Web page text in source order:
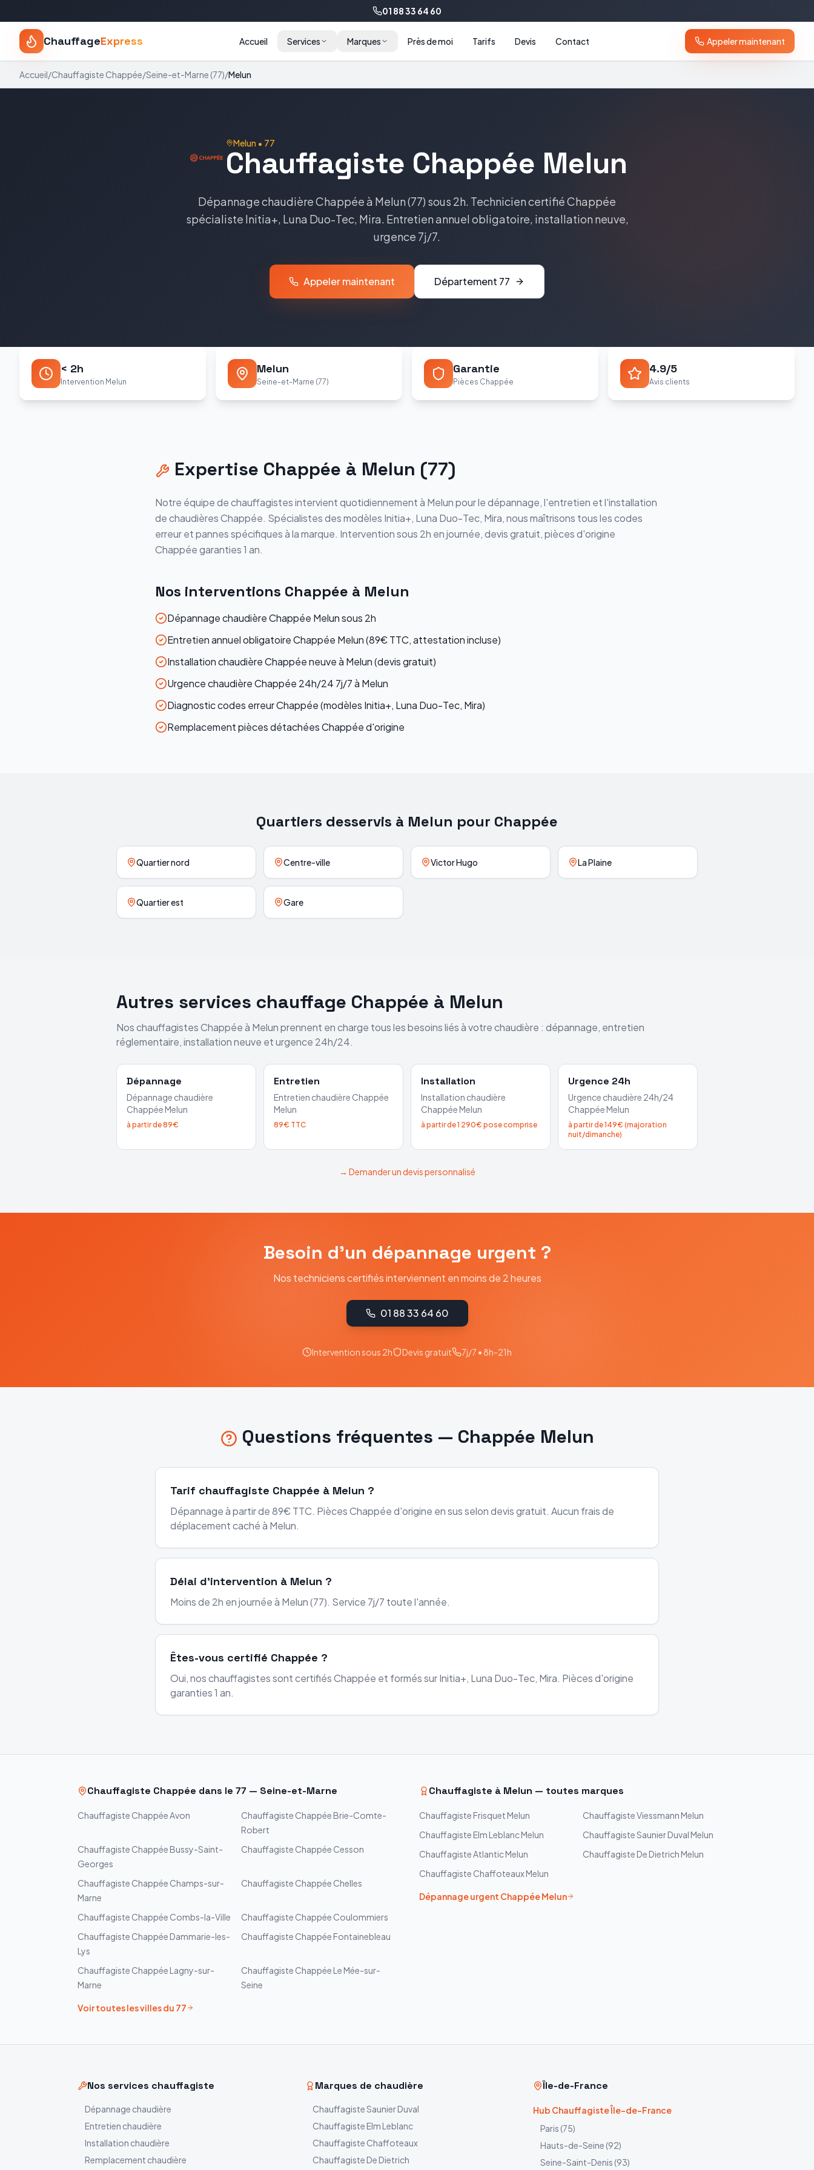
01 88 33 64 60
ChauffageExpress Accueil Services Marques Près de moi Tarifs Devis Contact Appeler maintenant
Accueil/Chauffagiste Chappée/Seine-et-Marne (77)/Melun
Melun • 77
Chauffagiste Chappée Melun
Dépannage chaudièreChappéeà Melun(77) sous 2h. Technicien certifiéChappée
spécialiste Initia+, Luna Duo-Tec, Mira. Entretien annuel obligatoire, installation neuve,
urgence 7j/7.
Appeler maintenant Département 77
< 2h
Intervention Melun
Melun
Seine-et-Marne (77)
Garantie
Pièces Chappée
4.9/5
Avis clients
Expertise Chappée à Melun (77)
Notre équipe de chauffagistes intervient quotidiennement à Melunpour le dépannage, l'entretien et l'installation
de chaudièresChappée. Spécialistes des modèles Initia+, Luna Duo-Tec, Mira, nous maîtrisons tous les codes
erreur et pannes spécifiques à la marque. Intervention sous 2h en journée, devis gratuit, pièces d'origine
Chappéegaranties 1 an.
Nos interventions Chappée à Melun
Dépannage chaudière Chappée Melun sous 2h
Entretien annuel obligatoire Chappée Melun (89€ TTC, attestation incluse)
Installation chaudière Chappée neuve à Melun (devis gratuit)
Urgence chaudière Chappée 24h/24 7j/7 à Melun
Diagnostic codes erreur Chappée (modèles Initia+, Luna Duo-Tec, Mira)
Remplacement pièces détachées Chappée d'origine
Quartiers desservis à Melun pour Chappée
Quartier nord Centre-ville Victor Hugo La Plaine
Quartier est Gare
Autres services chauffage Chappée à Melun
Nos chauffagistesChappéeà Melunprennent en charge tous les besoins liés à votre chaudière : dépannage, entretien
réglementaire, installation neuve et urgence 24h/24.
Dépannage
Dépannage chaudière
ChappéeMelun
à partir de 89€
Entretien
Entretien chaudière Chappée
Melun
89€ TTC
Installation
Installation chaudière
ChappéeMelun
à partir de 1 290€ pose comprise
Urgence 24h
Urgence chaudière 24h/24
ChappéeMelun
à partir de 149€ (majoration
nuit/dimanche)
→ Demander un devis personnalisé
Besoin d'un dépannage urgent ?
Nos techniciens certifiés interviennent en moins de 2 heures
01 88 33 64 60
Intervention sous 2h Devis gratuit 7j/7 • 8h-21h
Questions fréquentes — Chappée Melun
Tarif chauffagiste Chappée à Melun ?
Dépannage à partir de 89€ TTC. Pièces Chappée d'origine en sus selon devis gratuit. Aucun frais de
déplacement caché à Melun.
Délai d'intervention à Melun ?
Moins de 2h en journée à Melun (77). Service 7j/7 toute l'année.
Êtes-vous certifié Chappée ?
Oui, nos chauffagistes sont certifiés Chappée et formés sur Initia+, Luna Duo-Tec, Mira. Pièces d'origine
garanties 1 an.
Chauffagiste Chappée dans le 77 — Seine-et-Marne
Chauffagiste ChappéeAvon Chauffagiste Chappée Brie-Comte-
Robert
Chauffagiste Chappée Bussy-Saint-
Georges
Chauffagiste Chappée Cesson
Chauffagiste Chappée Champs-sur-
Marne
Chauffagiste Chappée Chelles
Chauffagiste Chappée Combs-la-Ville Chauffagiste Chappée Coulommiers
Chauffagiste Chappée Dammarie-les-
Lys
Chauffagiste Chappée Fontainebleau
Chauffagiste Chappée Lagny-sur-
Marne
Chauffagiste Chappée Le Mée-sur-
Seine
Voir toutes les villes du 77
Chauffagiste à Melun — toutes marques
Chauffagiste Frisquet Melun ChauffagisteViessmann Melun
Chauffagiste Elm LeblancMelun ChauffagisteSaunier Duval Melun
ChauffagisteAtlanticMelun Chauffagiste De Dietrich Melun
Chauffagiste ChaffoteauxMelun
Dépannage urgent ChappéeMelun
Nos services chauffagiste
Dépannage chaudière
Entretien chaudière
Installation chaudière
Remplacement chaudière
Marques de chaudière
ChauffagisteSaunier Duval
Chauffagiste Elm Leblanc
Chauffagiste Chaffoteaux
Chauffagiste De Dietrich
Île-de-France
Hub Chauffagiste Île-de-France
Paris (75)
Hauts-de-Seine (92)
Seine-Saint-Denis (93)